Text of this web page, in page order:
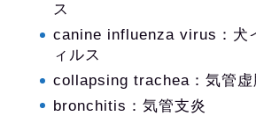
ス
canine influenza virus：犬
ィルス
collapsing trachea：気管虚
bronchitis：気管支炎